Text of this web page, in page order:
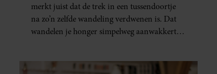
merkt juist dat de trek in een tussendoortje
na zo’n zelfde wandeling verdwenen is. Dat
wandelen je honger simpelweg aanwakkert,